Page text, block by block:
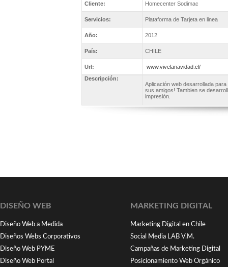
Cliente: Homecenter Sodimac
Servicios: Plataforma de Tarjeta en linea
Año: 2012
País: CHILE
Url:
www.vivelanavidad.cl/
Descripción:
Aplicación web desarrollada
sus amigos! Tambien se
impresión.
DISEÑO WEB
Diseño Web a Medida
Diseños Webs Corporativos
Diseño Web PYME
Diseño Web Portal
MARKETING DIGITAL
Marketing Digital en Chile
Social Media LAB V.M.
Campañas de Marketing Digital
Posicionamiento Web Orgánico